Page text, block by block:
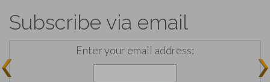
Subscribe via email
Enter your email address: